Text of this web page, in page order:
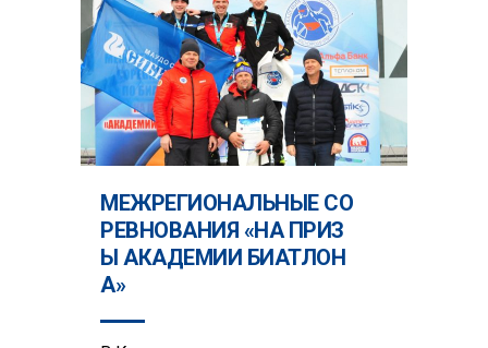
МЕЖРЕГИОНАЛЬНЫЕ СО
РЕВНОВАНИЯ «НА ПРИЗ
Ы АКАДЕМИИ БИАТЛОН
А»